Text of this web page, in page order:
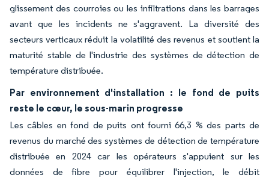
glissement des courroies ou les infiltrations dans les barrages
avant que les incidents ne s'aggravent. La diversité des
secteurs verticaux réduit la volatilité des revenus et soutient la
maturité stable de l'industrie des systèmes de détection de
température distribuée.
Par environnement d'installation : le fond de puits
reste le cœur, le sous-marin progresse
Les câbles en fond de puits ont fourni 66,3 % des parts de
revenus du marché des systèmes de détection de température
distribuée en 2024 car les opérateurs s'appuient sur les
données de fibre pour équilibrer l'injection, le débit